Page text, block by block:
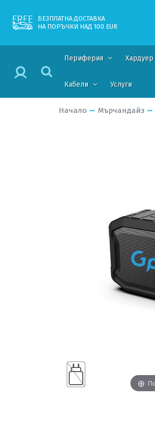
БЕЗПЛАТНА ДОСТАВКА
НА ПОРЪЧКИ НАД 100 EUR
Периферия Хардуер
Кабели Услуги
Начало Мърчандайз